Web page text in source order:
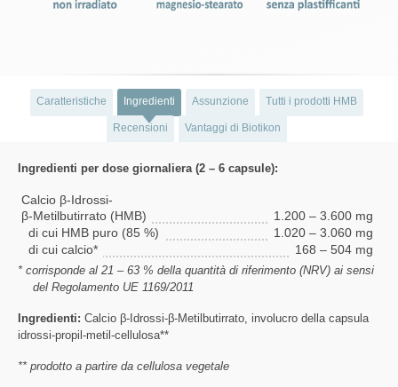
Caratteristiche Ingredienti Assunzione Tutti i prodotti HMB
Recensioni Vantaggi di Biotikon
Ingredienti per dose giornaliera (2 – 6 capsule):
Calcio β-Idrossi-
β-Metilbutirrato (HMB)
1.200 – 3.600 mg
di cui HMB puro (85 %)
1.020 – 3.060 mg
di cui calcio*
168 – 504 mg
* corrisponde al 21 – 63 % della quantità di riferimento (NRV) ai sensi
del Regolamento UE 1169/2011
Ingredienti: Calcio β-Idrossi-β-Metilbutirrato, involucro della capsula
idrossi-propil-metil-cellulosa**
** prodotto a partire da cellulosa vegetale